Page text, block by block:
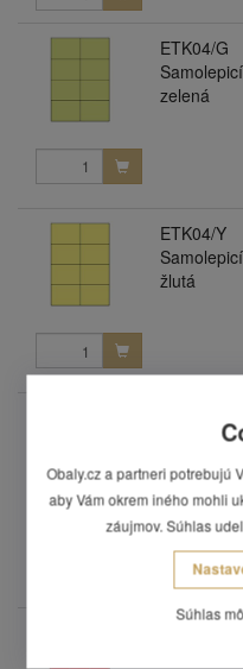
ETK04/G
zelená
ETK04/Y
žlutá
ETK38/RG
ks)
Počet
balení:
Obaly.cz a partneri potrebujú
aby Vám okrem iného mohli
záujmov. Súhlas
Súhlas